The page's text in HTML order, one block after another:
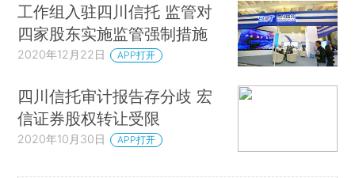
工作组入驻四川信托 监管对
四家股东实施监管强制措施
2020年12月22日 APP打开
四川信托审计报告存分歧 宏
信证券股权转让受限
2020年10月30日 APP打开